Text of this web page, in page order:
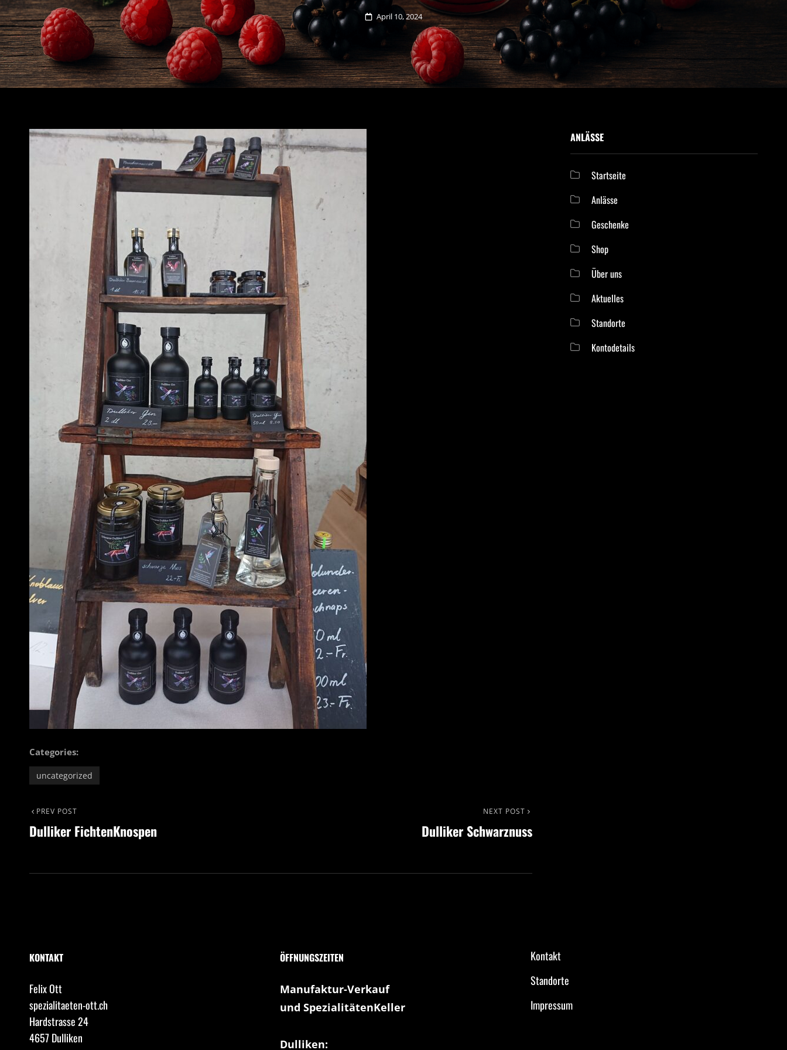
Posted
April 10, 2024
Categories:
uncategorized
Beitrags-
Navigation
Previous
Post
PREV POST
Dulliker FichtenKnospen
NEXT POST
Dulliker Schwarznuss
ANLÄSSE
Startseite
Anlässe
Geschenke
Shop
Über uns
Aktuelles
Standorte
Kontodetails
KONTAKT
Felix Ott
spezialitaeten-ott.ch
Hardstrasse 24
4657 Dulliken
ÖFFNUNGSZEITEN
Manufaktur-Verkauf
und SpezialitätenKeller
Dulliken:
Kontakt
Standorte
Impressum